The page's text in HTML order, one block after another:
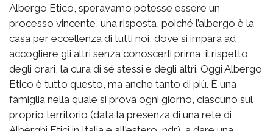
Albergo Etico, speravamo potesse essere un
processo vincente, una risposta, poiché l’albergo è la
casa per eccellenza di tutti noi, dove si impara ad
accogliere gli altri senza conoscerli prima, il rispetto
degli orari, la cura di sé stessi e degli altri. Oggi Albergo
Etico è tutto questo, ma anche tanto di più. È una
famiglia nella quale si prova ogni giorno, ciascuno sul
proprio territorio (data la presenza di una rete di